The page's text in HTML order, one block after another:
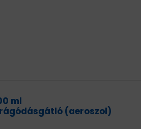
ml
(aeroszol)